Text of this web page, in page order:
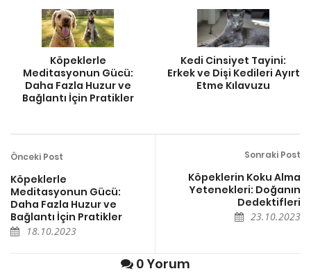
Köpeklerle
Meditasyonun Gücü:
Daha Fazla Huzur ve
Bağlantı İçin Pratikler
Kedi Cinsiyet Tayini:
Erkek ve Dişi Kedileri Ayırt
Etme Kılavuzu
Önceki Post
Köpeklerle
Meditasyonun Gücü:
Daha Fazla Huzur ve
Bağlantı İçin Pratikler
18.10.2023
Sonraki Post
Köpeklerin Koku Alma
Yetenekleri: Doğanın
Dedektifleri
23.10.2023
0 Yorum